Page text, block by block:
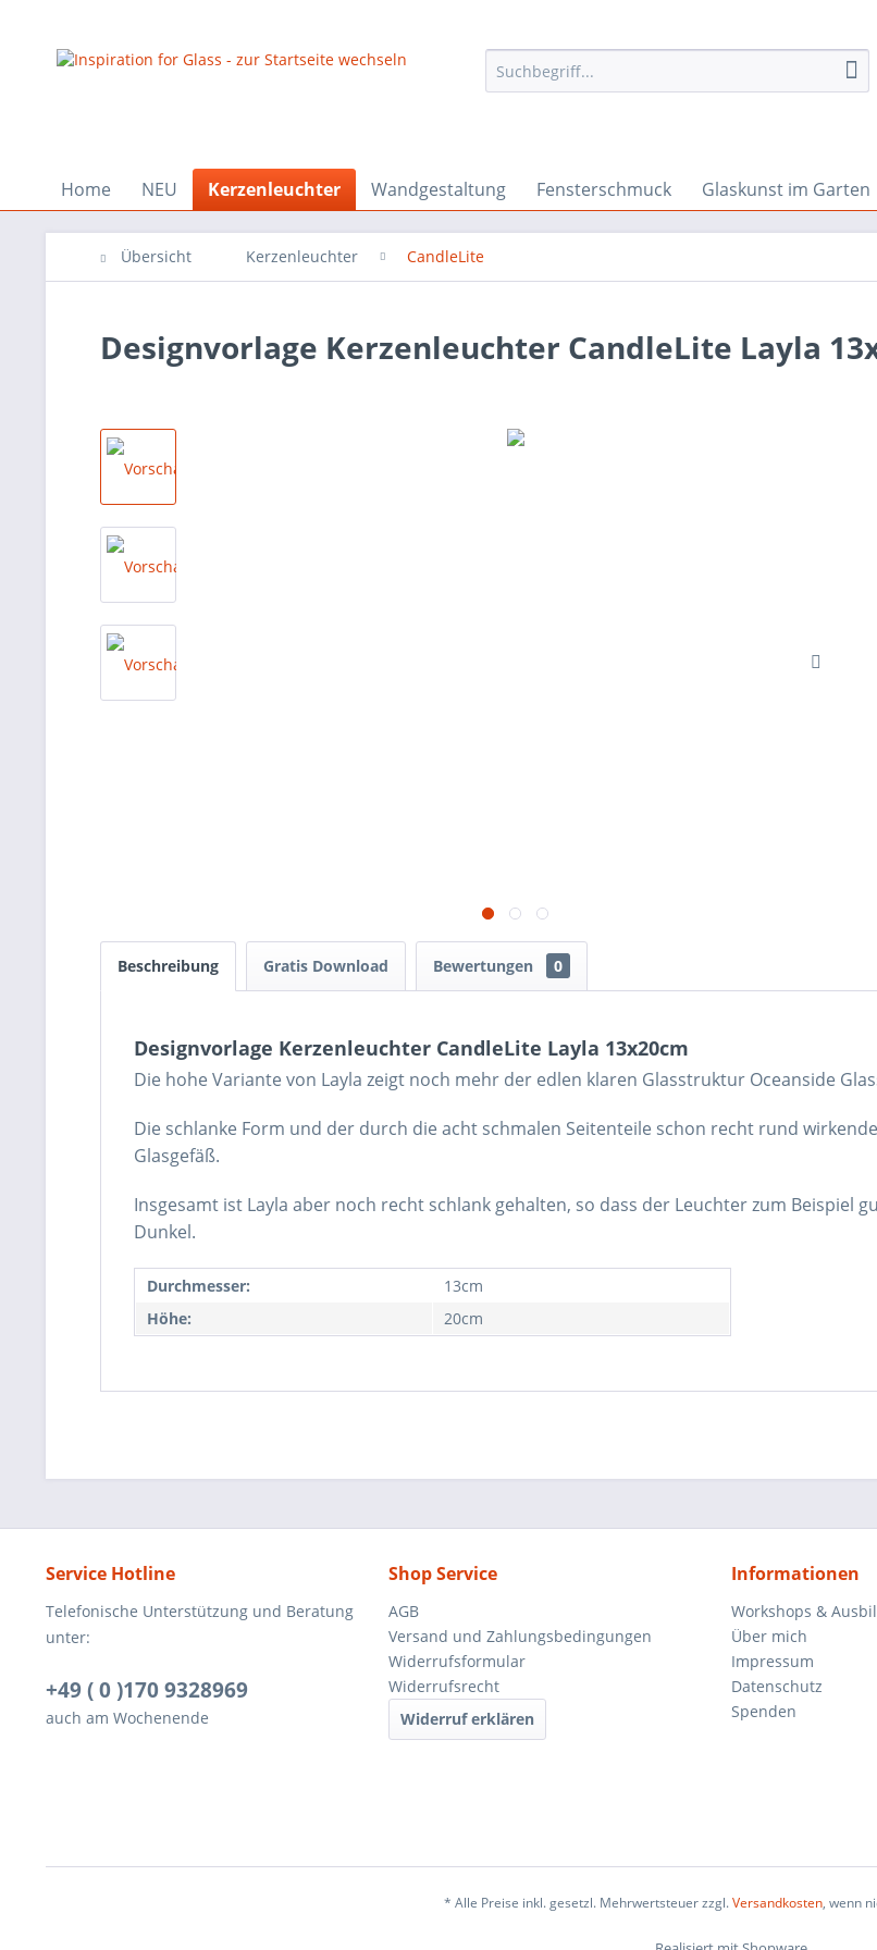
Home NEU Kerzenleuchter Wandgestaltung Fensterschmuck Glaskunst im Garten
Übersicht Kerzenleuchter CandleLite
Designvorlage Kerzenleuchter CandleLite Layla
Beschreibung Gratis Download Bewertungen 0
Designvorlage Kerzenleuchter CandleLite Layla 13x20cm
Die hohe Variante von Layla zeigt noch mehr der edlen klaren Glasstruktur Oceanside
Die schlanke Form und der durch die acht schmalen Seitenteile schon recht rund
Glasgefäß.
Insgesamt ist Layla aber noch recht schlank gehalten, so dass der Leuchterzum Beispiel
Dunkel.
Durchmesser:
13cm
Höhe:
20cm
Service Hotline
Telefonische Unterstützung und Beratung
unter:
+49 ( 0 )170 9328969
auch am Wochenende
Shop Service
AGB
Versand und Zahlungsbedingungen
Widerrufsformular
Widerrufsrecht
Widerruf erklären
Informationen
Workshops &
Über mich
Impressum
Datenschutz
Spenden
* Alle Preise inkl. gesetzl. Mehrwertsteuer zzgl.Versandkosten, wenn